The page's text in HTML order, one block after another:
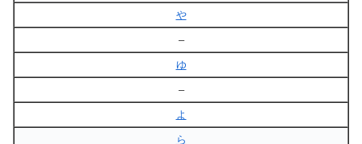
や
–
ゆ
–
よ
ら